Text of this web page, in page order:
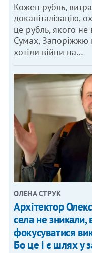
Кожен рубль,
докапіталізацію,
це рубль, якого не
Сумах, Запоріжжю
хотіли війни на…
ОЛЕНА СТРУК
Архітектор
села не
фокусуватися
Бо це і є шлях у